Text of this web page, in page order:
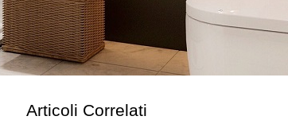
Articoli Correlati